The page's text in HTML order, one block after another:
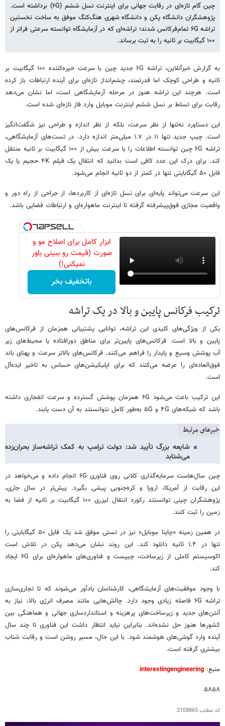
چین گام تازه‌ای در رقابت جهانی برای اینترنت نسل ششم (۶G) برداشته است.
پژوهشگران دانشگاه پکن و دانشگاه شهری هنگ‌کنگ موفق به ساخت نخستین
تراشه ۶G تمام‌فرکانس شدند؛ تراشه‌ای که در آزمایشگاه توانسته سرعتی فراتر از
۱۰۰ گیگابیت بر ثانیه را به ثبت برساند.
به گزارش خبرآنلاین، تراشه ۶G جدید چین با سرعت خیره‌کننده ۱۰۰ گیگابیت بر
ثانیه و طراحی کوچک اما قدرتمند، چشم‌انداز تازه‌ای برای آینده ارتباطات باز کرده
است. هرچند این تراشه هنوز در مرحله آزمایشگاهی است، اما نشان می‌دهد
رقابت برای تسلط بر نسل ششم اینترنت موبایل وارد فاز تازه‌ای شده است.
این دستاورد نه‌تنها از نظر سرعت، بلکه از نظر اندازه و طراحی نیز شگفت‌انگیز
است. چیپ جدید تنها ۱۱ در ۱.۷ میلی‌متر اندازه دارد. در تست‌های آزمایشگاهی،
تراشه ۶G چین توانسته اطلاعات را با سرعت بیش از ۱۰۰ گیگابیت بر ثانیه منتقل
کند. برای درک این عدد کافی است بدانید که انتقال یک فیلم ۴K حجیم یا یک
فایل ۵۰ گیگابایتی تنها در کمتر از دو ثانیه انجام می‌شود.
این سرعت می‌تواند پایه‌ای برای نسل تازه‌ای از کاربردها، از جراحی از راه دور و
واقعیت مجازی فوق‌پیشرفته گرفته تا اینترنت ماهواره‌ای و ارتباطات فضایی باشد.
ابزار کامل برای اصلاح مو و
صورت (قیمت رو ببینی باور
نمیکنی!)
باتخفیف بخر
ترکیب فرکانس پایین و بالا در یک تراشه
یکی از ویژگی‌های کلیدی این تراشه، توانایی پشتیبانی همزمان از فرکانس‌های
پایین و بالا است. فرکانس‌های پایین‌تر برای مناطق دورافتاده یا محیط‌های زیر
آب پوشش وسیع و پایدار را فراهم می‌کنند. فرکانس‌های بالاتر سرعت و پهنای باند
فوق‌العاده‌ای را عرضه می‌کنند که برای اپلیکیشن‌های حساس به تاخیر ایده‌آل
است.
این ترکیب باعث می‌شود ۶G همزمان پوشش گسترده و سرعت انفجاری داشته
باشد که شبکه‌های ۴G و ۵G به‌طور کامل نتوانستند به آن دست یابند.
خبرهای مرتبط
شایعه بزرگ تأیید شد: دولت ترامپ به کمک تراشه‌ساز بحران‌زده
می‌شتابد
چین سال‌هاست سرمایه‌گذاری کلانی روی فناوری ۶G انجام داده و می‌خواهد در
این رقابت از آمریکا، اروپا و کره‌جنوبی پیشی بگیرد. پیش‌تر در سال جاری،
پژوهشگران چینی توانستند رکورد انتقال لیزری ۱۰۰ گیگابیت بر ثانیه از فضا به
زمین را ثبت کنند.
در همین زمینه «چاینا موبایل» نیز در تستی موفق شد یک فایل ۵۰ گیگابایتی را
تنها در ۱.۴ ثانیه دانلود کند. این روند نشان می‌دهد پکن در تلاش است
اکوسیستم کاملی از زیرساخت، چیپست و فناوری‌های ماهواره‌ای برای ۶G ایجاد
کند.
با وجود موفقیت‌های آزمایشگاهی، کارشناسان یادآور می‌شوند که تا تجاری‌سازی
تراشه ۶G فاصله زیادی وجود دارد. چالش‌هایی مانند مصرف انرژی بالا، نیاز به
آنتن‌های جدید و زیرساخت‌های پرهزینه و استانداردسازی جهانی و هماهنگی بین
کشورها هنوز حل نشده‌اند. بنابراین نباید انتظار داشت این فناوری تا چند سال
آینده وارد گوشی‌های هوشمند شود. با این حال، مسیر روشن است و رقابت شتاب
بیشتری گرفته است.
منبع: interestingengineering
۵۸۵۸
کد مطلب2108865